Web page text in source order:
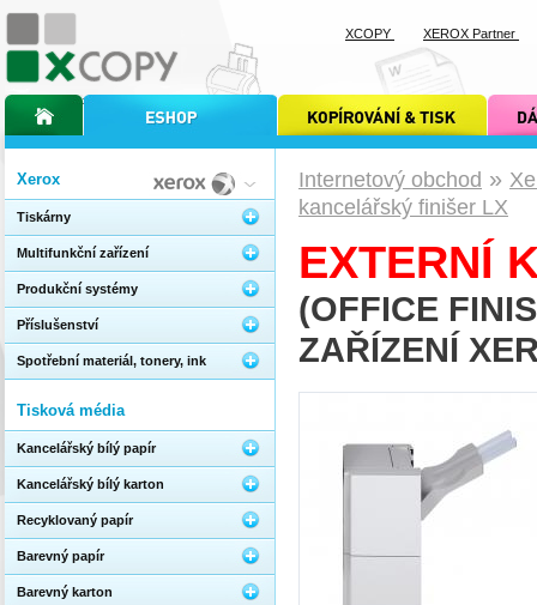
Internetový obchod »
kancelářský finišer LX
EXTERNÍ
(OFFICE
ZAŘÍZENÍ
Xerox
Tiskárny
Multifunkční zařízení
Produkční systémy
Příslušenství
Spotřební materiál, tonery, ink
Tisková média
Kancelářský bílý papír
Kancelářský bílý karton
Recyklovaný papír
Barevný papír
Barevný karton
úvodní stránka xcopyinternetový obchod xcopy kopírování a tisk xcopy dárkové
XCOPY XEROX Partner